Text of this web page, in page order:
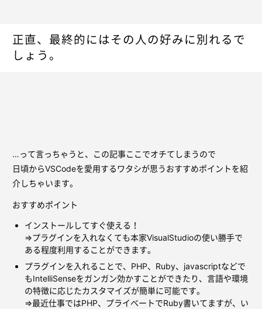
正直、最終的にはその人の好みに別れるで
しょう。
…って言っちゃうと、この記事ここでオチてしまうので
日頃からVSCodeを愛用するワタシが思うおすすめポイントを紹
介しちゃいます。
おすすめポイント
インストールしてすぐ使える！
⇒プラグインを入れなくても本家VisualStudioの使い勝手で
ある程度利用することができます。
プラグインを入れることで、PHP、Ruby、javascriptなどで
もIntelliSenseをガンガン効かすことができたり、言語や環境
の特徴に応じたカスタマイズが簡単に可能です。
⇒最近仕事ではPHP、プライベートでRuby書いてますが、い